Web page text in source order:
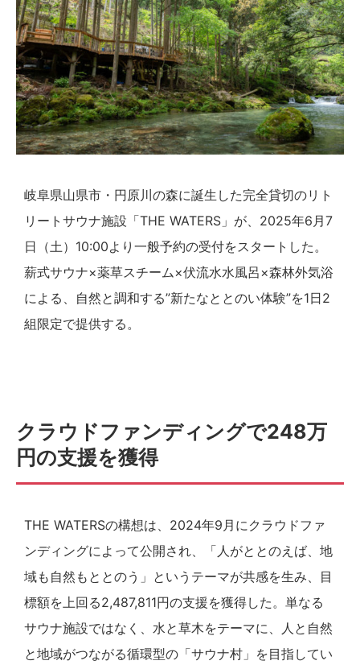
岐阜県山県市・円原川の森に誕生した完全貸切のリト
リートサウナ施設「THE WATERS」が、2025年6月7
日（土）10:00より一般予約の受付をスタートした。
薪式サウナ×薬草スチーム×伏流水水風呂×森林外気浴
による、自然と調和する”新たなととのい体験”を1日2
組限定で提供する。
クラウドファンディングで248万
円の支援を獲得
THE WATERSの構想は、2024年9月にクラウドファ
ンディングによって公開され、「人がととのえば、地
域も自然もととのう」というテーマが共感を生み、目
標額を上回る2,487,811円の支援を獲得した。単なる
サウナ施設ではなく、水と草木をテーマに、人と自然
と地域がつながる循環型の「サウナ村」を目指してい